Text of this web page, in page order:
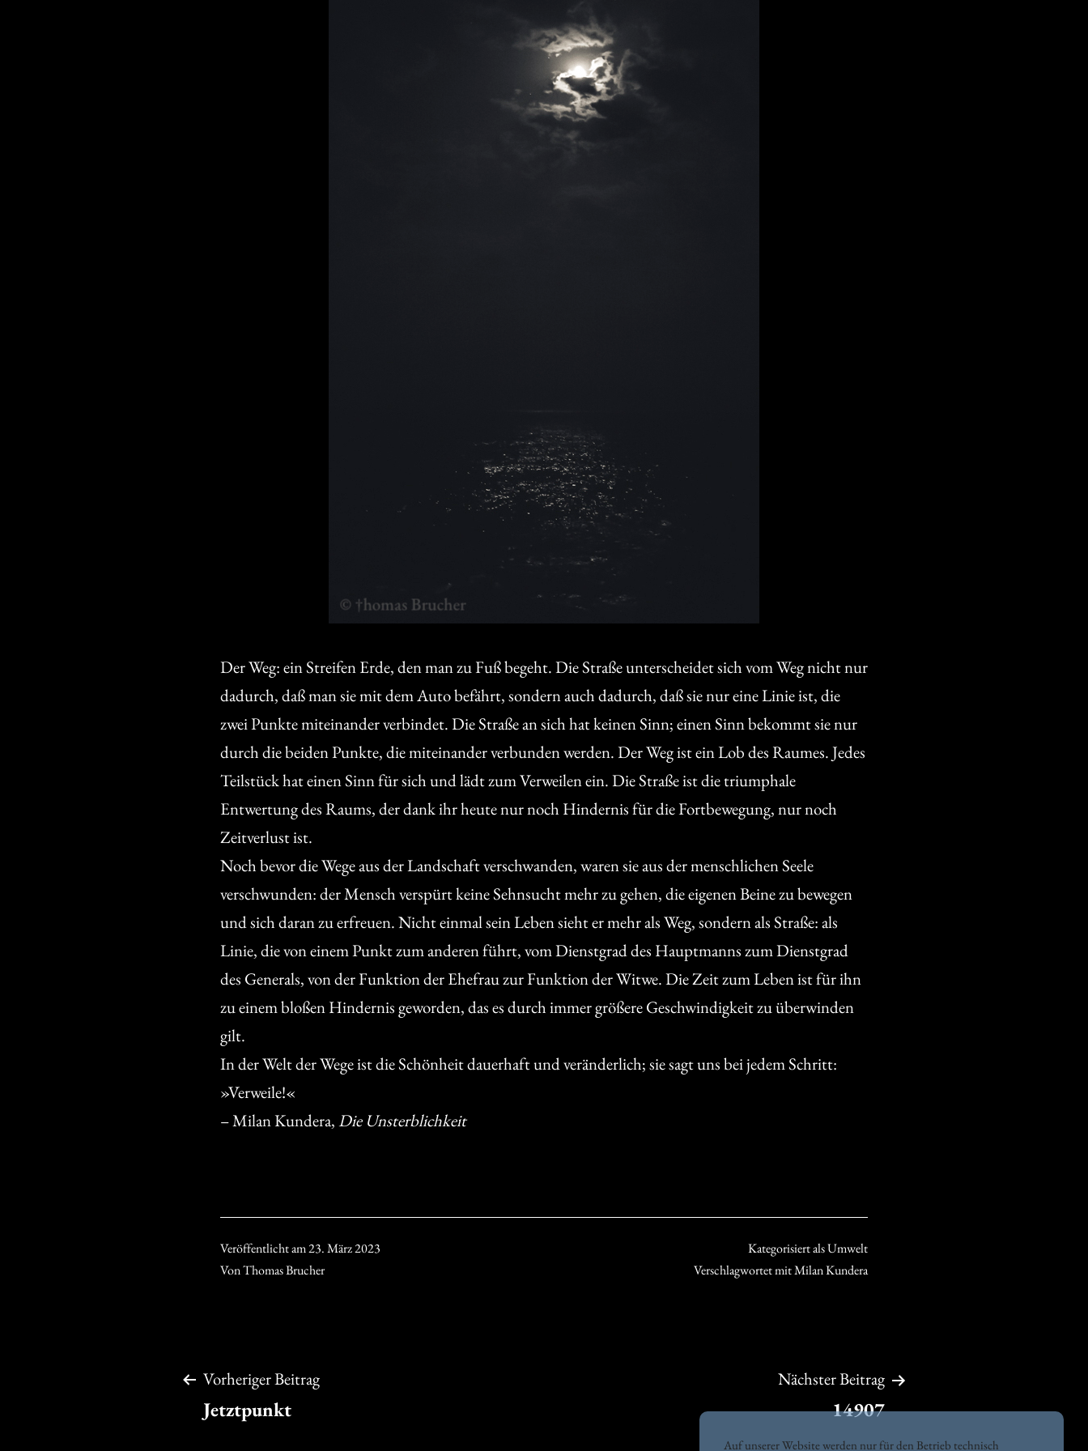
Der Weg: ein Streifen Erde, den man zu Fuß begeht. Die Straße unterscheidet sich vom Weg nicht nur
dadurch, daß man sie mit dem Auto befährt, sondern auch dadurch, daß sie nur eine Linie ist, die
zwei Punkte miteinander verbindet. Die Straße an sich hat keinen Sinn; einen Sinn bekommt sie nur
durch die beiden Punkte, die miteinander verbunden werden. Der Weg ist ein Lob des Raumes. Jedes
Teilstück hat einen Sinn für sich und lädt zum Verweilen ein. Die Straße ist die triumphale
Entwertung des Raums, der dank ihr heute nur noch Hindernis für die Fortbewegung, nur noch
Zeitverlust ist.
Noch bevor die Wege aus der Landschaft verschwanden, waren sie aus der menschlichen Seele
verschwunden: der Mensch verspürt keine Sehnsucht mehr zu gehen, die eigenen Beine zu bewegen
und sich daran zu erfreuen. Nicht einmal sein Leben sieht er mehr als Weg, sondern als Straße: als
Linie, die von einem Punkt zum anderen führt, vom Dienstgrad des Hauptmanns zum Dienstgrad
des Generals, von der Funktion der Ehefrau zur Funktion der Witwe. Die Zeit zum Leben ist für ihn
zu einem bloßen Hindernis geworden, das es durch immer größere Geschwindigkeit zu überwinden
gilt.
In der Welt der Wege ist die Schönheit dauerhaft und veränderlich; sie sagt uns bei jedem Schritt:
»Verweile!«
– Milan Kundera,Die Unsterblichkeit
Veröffentlicht am23. März 2023
VonThomas Brucher
Kategorisiert alsUmwelt
Verschlagwortet mitMilan Kundera
Beitragsnavigation
Vorheriger Beitrag
Jetztpunkt
Nächster Beitrag
14907
Auf unserer Website werden nur für den Betrieb technisch